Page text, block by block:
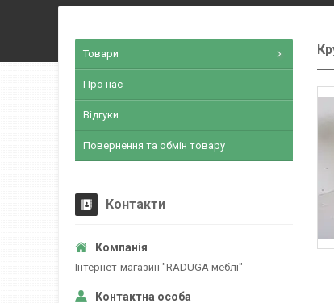
Товари
Про нас
Відгуки
Повернення та обмін товару
Контакти
Інтернет-магазин "RADUGA меблі"